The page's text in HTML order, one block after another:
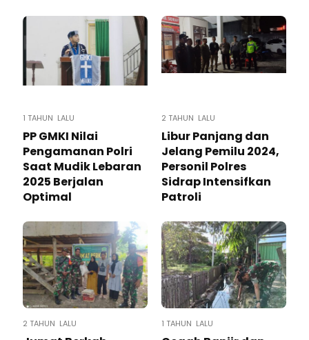
1 TAHUN LALU
PP GMKI Nilai
Pengamanan Polri
Saat Mudik Lebaran
2025 Berjalan
Optimal
2 TAHUN LALU
Libur Panjang dan
Jelang Pemilu 2024,
Personil Polres
Sidrap Intensifkan
Patroli
2 TAHUN LALU 1 TAHUN LALU